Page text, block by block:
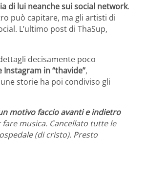
di lui neanche sui social network.
può capitare, ma gli artisti di
L’ultimo post di ThaSup,
decisamente poco
in “thavide”,
storie ha poi condiviso gli
motivo faccio avanti e indietro
musica. Cancellato tutte le
(di cristo). Presto